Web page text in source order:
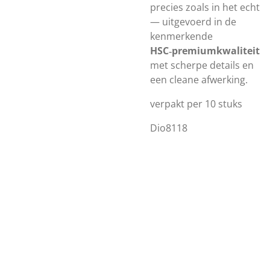
precies zoals in het echt
— uitgevoerd in de
kenmerkende
HSC‑premiumkwaliteit
met scherpe details en
een cleane afwerking.
verpakt per 10 stuks
Dio8118